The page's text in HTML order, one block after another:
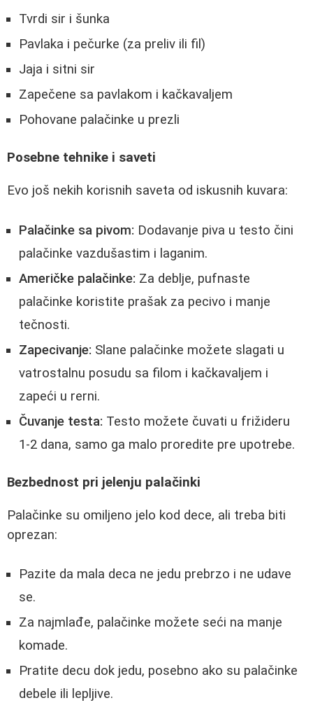
Tvrdi sir i šunka
Pavlaka i pečurke (za preliv ili fil)
Jaja i sitni sir
Zapečene sa pavlakom i kačkavaljem
Pohovane palačinke u prezli
Posebne tehnike i saveti
Evo još nekih korisnih saveta od iskusnih kuvara:
Palačinke sa pivom: Dodavanje piva u testo čini
palačinke vazdušastim i laganim.
Američke palačinke: Za deblje, pufnaste
palačinke koristite prašak za pecivo i manje
tečnosti.
Zapecivanje: Slane palačinke možete slagati u
vatrostalnu posudu sa filom i kačkavaljem i
zapeći u rerni.
Čuvanje testa: Testo možete čuvati u frižideru
1-2 dana, samo ga malo proredite pre upotrebe.
Bezbednost pri jelenju palačinki
Palačinke su omiljeno jelo kod dece, ali treba biti
oprezan:
Pazite da mala deca ne jedu prebrzo i ne udave
se.
Za najmlađe, palačinke možete seći na manje
komade.
Pratite decu dok jedu, posebno ako su palačinke
debele ili lepljive.